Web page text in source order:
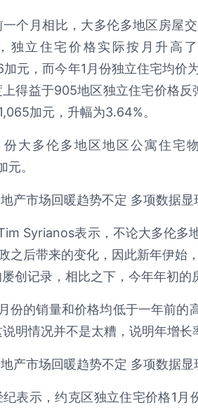
个月相比，大多伦多地区房屋
独立住宅价格实际按月升高
元，而今年1月份独立住宅均价
上得益于905地区独立住宅价格
加元，升幅为3.64%。
大多伦多地区地区公寓住宅
。
Syrianos表示，不论大多伦多
之后带来的变化，因此新年伊始
创记录，相比之下，今年年初的
份的销量和价格均低于一年前的
明情况并不是太糟，说明年增长
表示，约克区独立住宅价格1